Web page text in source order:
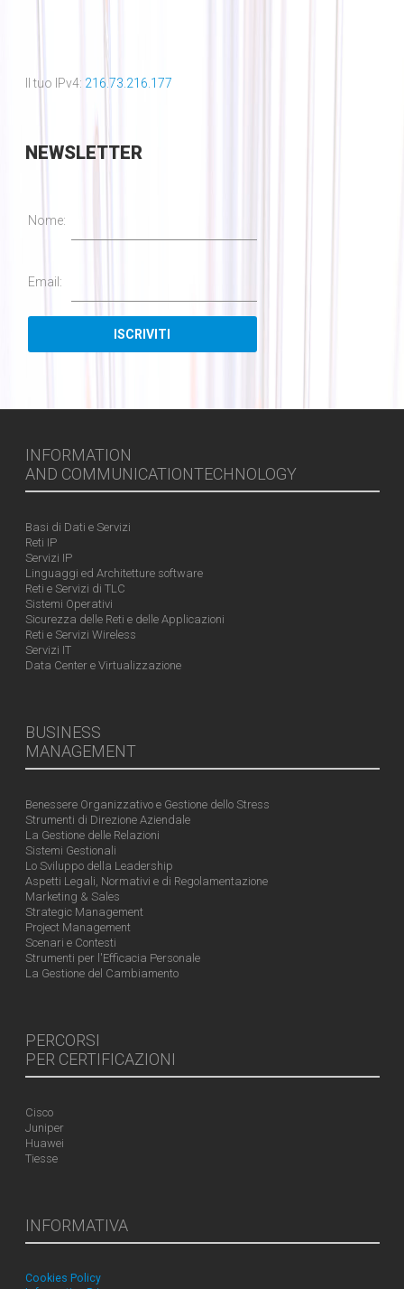
Il tuo IPv4: 216.73.216.177
NEWSLETTER
Nome:
Email:
INFORMATION
AND COMMUNICATIONTECHNOLOGY
Basi di Dati e Servizi
Reti IP
Servizi IP
Linguaggi ed Architetture software
Reti e Servizi di TLC
Sistemi Operativi
Sicurezza delle Reti e delle Applicazioni
Reti e Servizi Wireless
Servizi IT
Data Center e Virtualizzazione
BUSINESS
MANAGEMENT
Benessere Organizzativo e Gestione dello Stress
Strumenti di Direzione Aziendale
La Gestione delle Relazioni
Sistemi Gestionali
Lo Sviluppo della Leadership
Aspetti Legali, Normativi e di Regolamentazione
Marketing & Sales
Strategic Management
Project Management
Scenari e Contesti
Strumenti per l'Efficacia Personale
La Gestione del Cambiamento
PERCORSI
PER CERTIFICAZIONI
Cisco
Juniper
Huawei
Tiesse
INFORMATIVA
Cookies Policy